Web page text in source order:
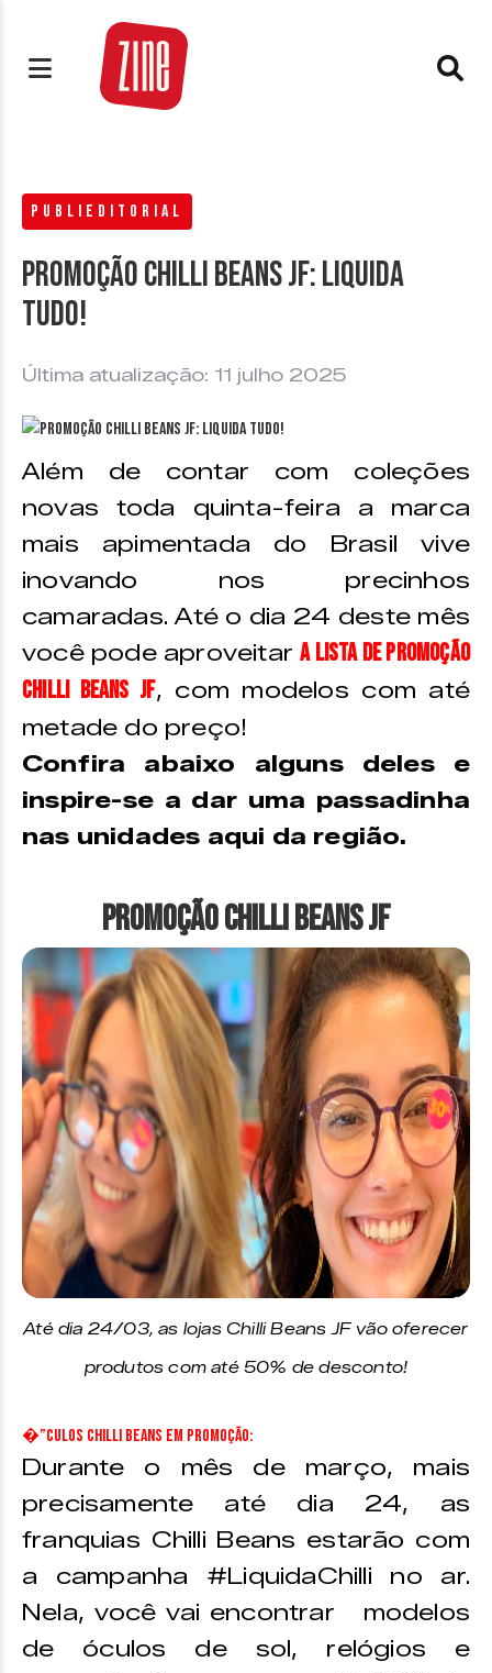
PUBLIEDITORIAL
Promoção Chilli Beans JF: liquida
tudo!
Última atualização: 11 julho 2025
Além de contar com coleções
novas toda quinta-feira a marca
mais apimentada do Brasil vive
inovando nos precinhos
camaradas. Até o dia 24 deste mês
você pode aproveitara lista de promoção
Chilli Beans JF, com modelos com até
metade do preço!
Confira abaixo alguns deles e
inspire-se a dar uma passadinha
nas unidades aqui da região.
Promoção Chilli Beans JF
Até dia 24/03, as lojas Chilli Beans JF vão oferecer
produtos com até 50% de desconto!
�”culos Chilli Beans em promoção:
Durante o mês de março, mais
precisamente até dia 24, as
franquias Chilli Beans estarão com
a campanha #LiquidaChilli no ar.
Nela, você vai encontrar modelos
de óculos de sol, relógios e